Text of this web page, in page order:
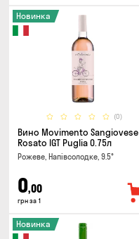
(0)
Новинка
Вино Movimento Sangiovese
Rosato IGT Puglia 0.75л
Рожеве, Напівсолодке, 9.5°
0,00
грн за 1
Новинка